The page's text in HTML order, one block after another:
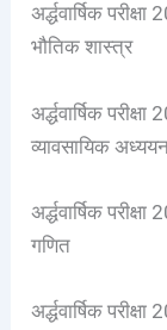
अर्द्धवार्षिक
भौतिक शास्त्र
अर्द्धवार्षिक
व्यावसायिक
अर्द्धवार्षिक
गणित
अर्द्धवार्षिक